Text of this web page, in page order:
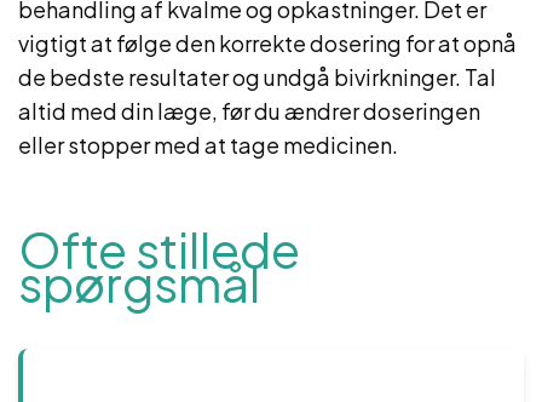
behandling af kvalme og opkastninger. Det er
vigtigt at følge den korrekte dosering for at opnå
de bedste resultater og undgå bivirkninger. Tal
altid med din læge, før du ændrer doseringen
eller stopper med at tage medicinen.
Ofte stillede
spørgsmål